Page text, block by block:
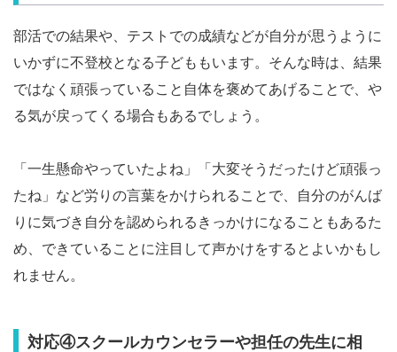
部活での結果や、テストでの成績などが自分が思うように
いかずに不登校となる子どももいます。そんな時は、結果
ではなく頑張っていること自体を褒めてあげることで、や
る気が戻ってくる場合もあるでしょう。
「一生懸命やっていたよね」「大変そうだったけど頑張っ
たね」など労りの言葉をかけられることで、自分のがんば
りに気づき自分を認められるきっかけになることもあるた
め、できていることに注目して声かけをするとよいかもし
れません。
対応④スクールカウンセラーや担任の先生に相